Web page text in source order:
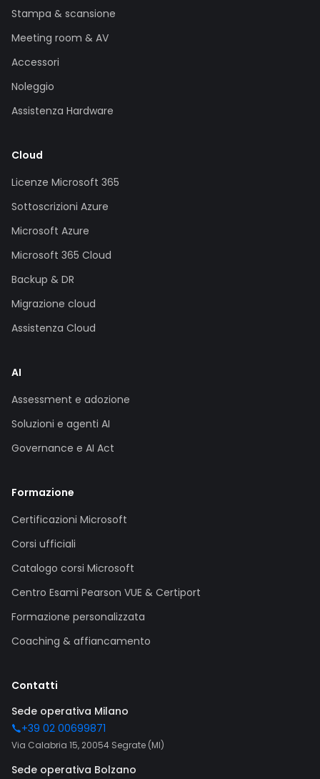
Stampa & scansione
Meeting room & AV
Accessori
Noleggio
Assistenza Hardware
Cloud
Licenze Microsoft 365
Sottoscrizioni Azure
Microsoft Azure
Microsoft 365 Cloud
Backup & DR
Migrazione cloud
Assistenza Cloud
AI
Assessment e adozione
Soluzioni e agenti AI
Governance e AI Act
Formazione
Certificazioni Microsoft
Corsi ufficiali
Catalogo corsi Microsoft
Centro Esami Pearson VUE & Certiport
Formazione personalizzata
Coaching & affiancamento
Contatti
Sede operativa Milano
+39 02 00699871
Via Calabria 15, 20054 Segrate (MI)
Sede operativa Bolzano